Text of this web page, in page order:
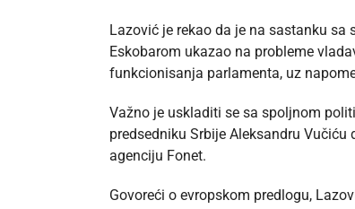
Lazović je rekao da je na sastanku
Eskobarom ukazao na probleme
funkcionisanja parlamenta, uz
Važno je uskladiti se sa spoljnom
predsedniku Srbije Aleksandru
agenciju Fonet.
Govoreći o evropskom predlogu,